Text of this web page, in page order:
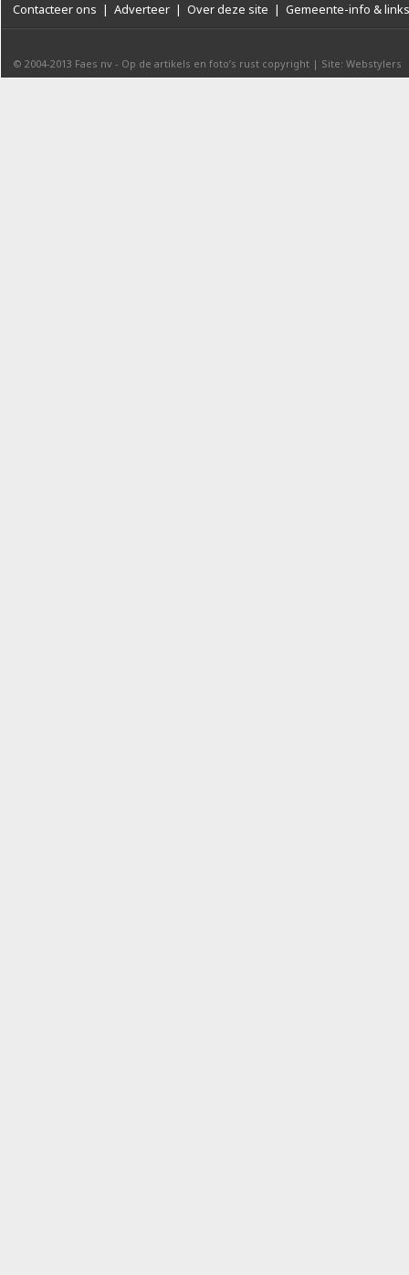
Contacteer ons | Adverteer | Over deze site | Gemeente-info & links
© 2004-2013 Faes nv - Op de artikels en foto’s rust copyright | Site: Webstylers